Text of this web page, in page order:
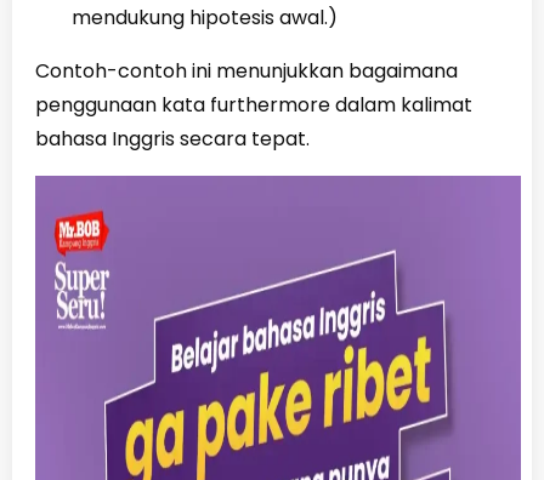
mendukung hipotesis awal.)
Contoh-contoh ini menunjukkan bagaimana
penggunaan kata furthermore dalam kalimat
bahasa Inggris secara tepat.